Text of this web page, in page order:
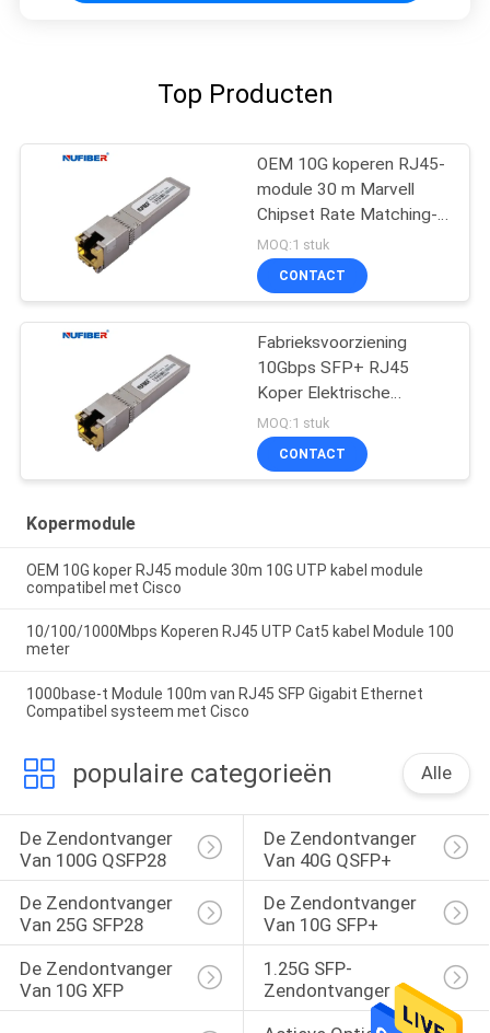
Top Producten
OEM 10G koperen RJ45-
module 30 m Marvell
Chipset Rate Matching-
modus
MOQ:1 stuk
CONTACT
Fabrieksvoorziening
10Gbps SFP+ RJ45
Koper Elektrische
Transceiver 10Gbase-T
Kopermodule 30m
MOQ:1 stuk
CONTACT
Kopermodule
OEM 10G koper RJ45 module 30m 10G UTP kabel module
compatibel met Cisco
10/100/1000Mbps Koperen RJ45 UTP Cat5 kabel Module 100
meter
1000base-t Module 100m van RJ45 SFP Gigabit Ethernet
Compatibel systeem met Cisco
populaire categorieën Alle
De Zendontvanger
Van 100G QSFP28
De Zendontvanger
Van 40G QSFP+
De Zendontvanger
Van 25G SFP28
De Zendontvanger
Van 10G SFP+
De Zendontvanger
Van 10G XFP
1.25G SFP-
Zendontvanger